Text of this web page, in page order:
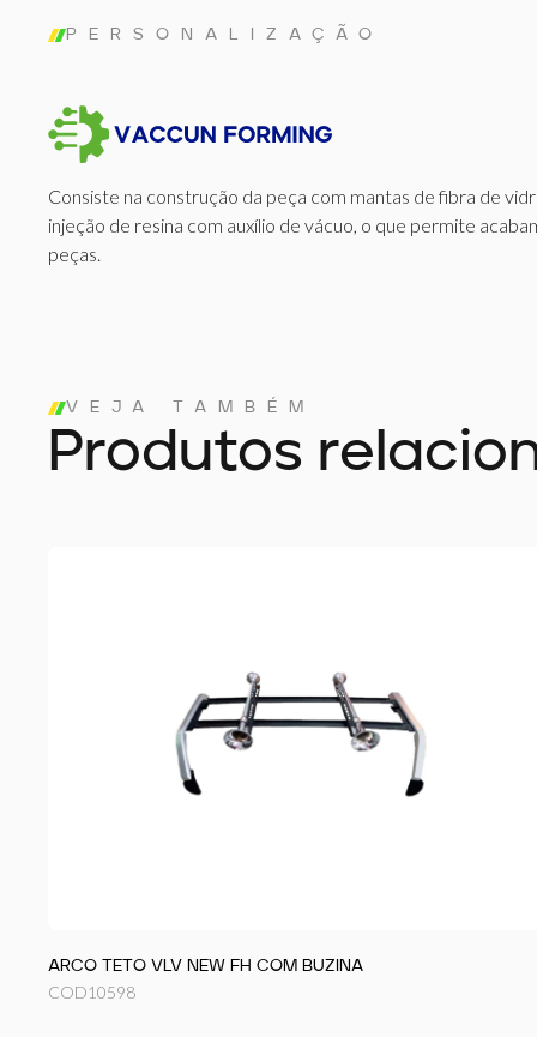
PERSONALIZAÇÃO
Consiste na construção da peça com mantas de fibra de
injeção de resina com auxílio de vácuo, o que permite
peças.
VEJA TAMBÉM
Produtos
ARCO TETO VLV NEW FH COM BUZINA
COD10598